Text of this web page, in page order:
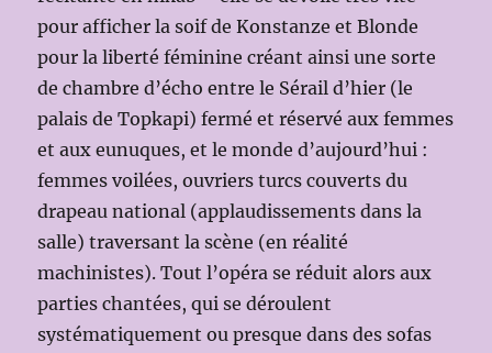
pour afficher la soif de Konstanze et Blonde
pour la liberté féminine créant ainsi une sorte
de chambre d’écho entre le Sérail d’hier (le
palais de Topkapi) fermé et réservé aux femmes
et aux eunuques, et le monde d’aujourd’hui :
femmes voilées, ouvriers turcs couverts du
drapeau national (applaudissements dans la
salle) traversant la scène (en réalité
machinistes). Tout l’opéra se réduit alors aux
parties chantées, qui se déroulent
systématiquement ou presque dans des sofas